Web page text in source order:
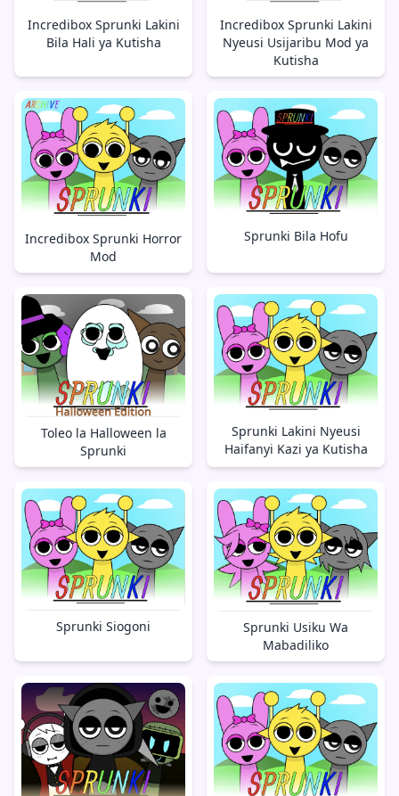
Incredibox Sprunki Lakini
Bila Hali ya Kutisha
Incredibox Sprunki Lakini
Nyeusi Usijaribu Mod ya
Kutisha
Incredibox Sprunki Horror
Mod
Sprunki Bila Hofu
Toleo la Halloween la
Sprunki
Sprunki Lakini Nyeusi
Haifanyi Kazi ya Kutisha
Sprunki Siogoni
Sprunki Usiku Wa
Mabadiliko